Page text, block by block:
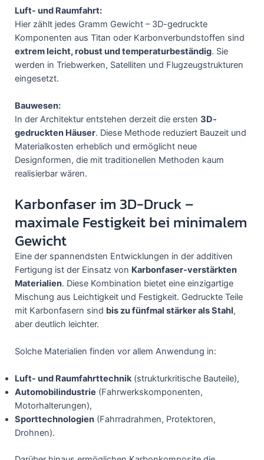
Luft- und Raumfahrt:
Hier zählt jedes Gramm Gewicht – 3D-gedruckte
Komponenten aus Titan oder Karbonverbundstoffen sind
extrem leicht, robust und temperaturbeständig. Sie
werden in Triebwerken, Satelliten und Flugzeugstrukturen
eingesetzt.
Bauwesen:
In der Architektur entstehen derzeit die ersten 3D-
gedruckten Häuser. Diese Methode reduziert Bauzeit und
Materialkosten erheblich und ermöglicht neue
Designformen, die mit traditionellen Methoden kaum
realisierbar wären.
Karbonfaser im 3D-Druck –
maximale Festigkeit bei minimalem
Gewicht
Eine der spannendsten Entwicklungen in der additiven
Fertigung ist der Einsatz von Karbonfaser-verstärkten
Materialien. Diese Kombination bietet eine einzigartige
Mischung aus Leichtigkeit und Festigkeit. Gedruckte Teile
mit Karbonfasern sind bis zu fünfmal stärker als Stahl,
aber deutlich leichter.
Solche Materialien finden vor allem Anwendung in:
Luft- und Raumfahrttechnik(strukturkritische Bauteile),
Automobilindustrie (Fahrwerkskomponenten,
Motorhalterungen),
Sporttechnologien (Fahrradrahmen, Protektoren,
Drohnen).